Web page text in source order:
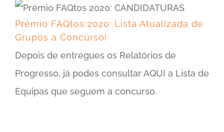
Prémio FAQtos 2020: Lista Atualizada de
Grupos a Concurso!
Depois de entregues os Relatórios de
Progresso, já podes consultar AQUI a Lista de
Equipas que seguem a concurso.